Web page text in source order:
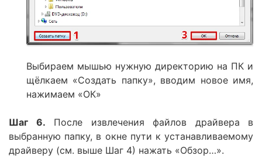
Выбираем мышью нужную директорию на ПК и
щёлкаем «Создать папку», вводим новое имя,
нажимаем «ОК»
Шаг 6. После извлечения файлов драйвера в
выбранную папку, в окне пути к устанавливаемому
драйверу (см. выше Шаг 4) нажать «Обзор…».